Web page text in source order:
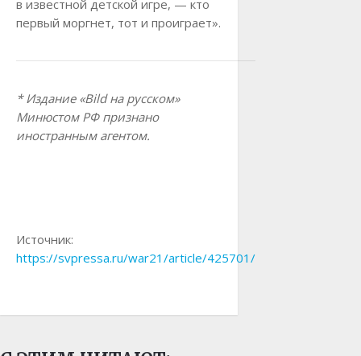
в известной детской игре, — кто
первый моргнет, тот и проиграет».
* Издание «Bild на русском»
Минюстом РФ признано
иностранным агентом.
Источник:
https://svpressa.ru/war21/article/425701/